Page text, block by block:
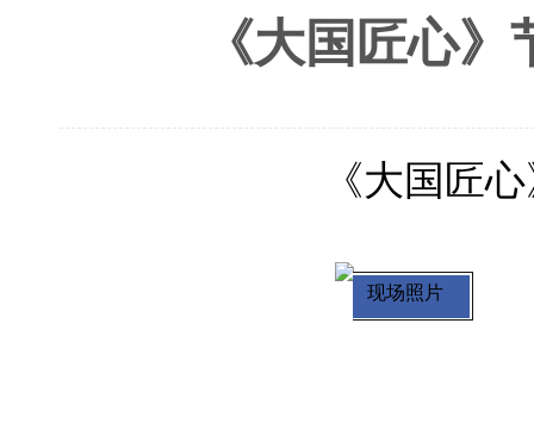
《大国匠心
《大国匠
现场照片